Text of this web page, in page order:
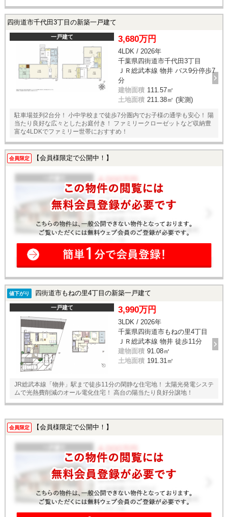
四街道市千代田3丁目の新築一戸建て
一戸建て 3,680万円
4LDK / 2026年
千葉県四街道市千代田3丁目
ＪＲ総武本線 物井 バス9分停歩7
分
建物面積 111.57㎡
土地面積 211.38㎡ (実測)
駐車場並列2台分！ 小中学校まで徒歩7分圏内でお子様の通学も安心！ 陽
当たり良好な広々としたお庭付き！ ファミリークローゼットなど収納豊
富な4LDKでファミリー世帯におすすめ！
会員限定 【会員様限定で公開中！】
値下がり 四街道市もねの里4丁目の新築一戸建て
一戸建て 3,990万円
3LDK / 2026年
千葉県四街道市もねの里4丁目
ＪＲ総武本線 物井 徒歩11分
建物面積 91.08㎡
土地面積 191.31㎡
JR総武本線「物井」駅まで徒歩11分の閑静な住宅地！ 太陽光発電システ
ムで光熱費削減のオール電化住宅！ 高台の陽当たり良好分譲地！
会員限定 【会員様限定で公開中！】